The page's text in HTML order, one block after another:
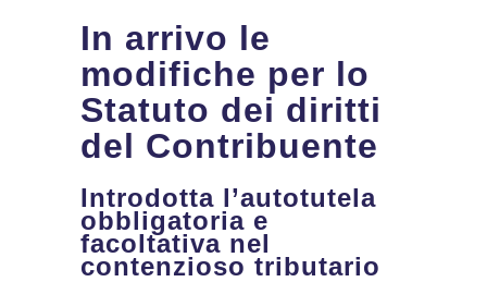
In arrivo le
modifiche per lo
Statuto dei diritti
del Contribuente
Introdotta l’autotutela
obbligatoria e
facoltativa nel
contenzioso tributario